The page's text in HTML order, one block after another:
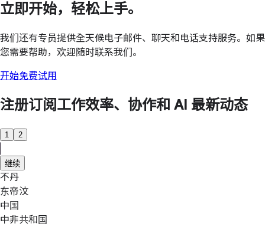
立即开始，轻松上手。
我们还有专员提供全天候电子邮件、聊天和电话支持服务。如果
您需要帮助，欢迎随时联系我们。
开始免费试用
注册订阅工作效率、协作和 AI 最新动态
1 2
继续
不丹
东帝汶
中国
中非共和国